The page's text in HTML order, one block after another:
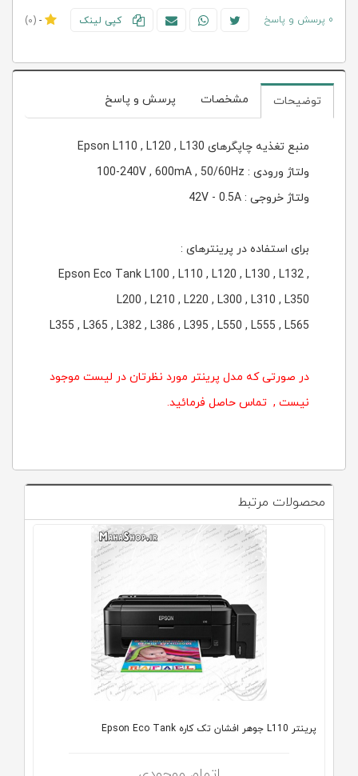
0 پرسش و پاسخ کپی لینک -
(0)
توضیحات مشخصات پرسش و پاسخ
منبع تغذیه چاپگرهای Epson L110 , L120 , L130
ولتاژ ورودی : z
100-240V , 600mA , 50/60H
ولتاژ خروجی : 42V - 0.5A
برای استفاده در پرینترهای :
Epson Eco Tank L100 , L110 , L120 , L130 , L132 ,
L200 , L210 , L220 , L300 , L310 , L350
L355 , L365 , L382 , L386 , L395 , L550 , L555 , L565
در صورتی که مدل پرینتر مورد نظرتان در لیست موجود
نیست , تماس حاصل فرمائید.
محصولات مرتبط
پرینتر L110 جوهر افشان تک کاره Epson Eco Tank